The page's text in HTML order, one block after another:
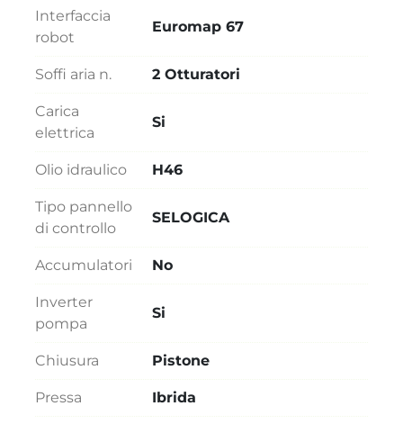
Interfaccia
robot
Euromap 67
Soffi aria n. 2 Otturatori
Carica
elettrica
Si
Olio idraulico H46
Tipo pannello
di controllo
SELOGICA
Accumulatori No
Inverter
pompa
Si
Chiusura Pistone
Pressa Ibrida